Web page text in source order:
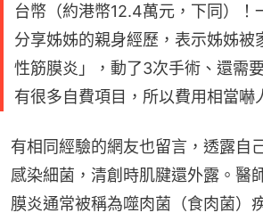
台幣（約港幣12.4萬元，下同）！
分享姊姊的親身經歷，表示姊姊被
性筋膜炎」，動了3次手術、還需
有很多自費項目，所以費用相當嚇
有相同經驗的網友也留言，透露自
感染細菌，清創時肌腱還外露。醫
膜炎通常被稱為噬肉菌（食肉菌）